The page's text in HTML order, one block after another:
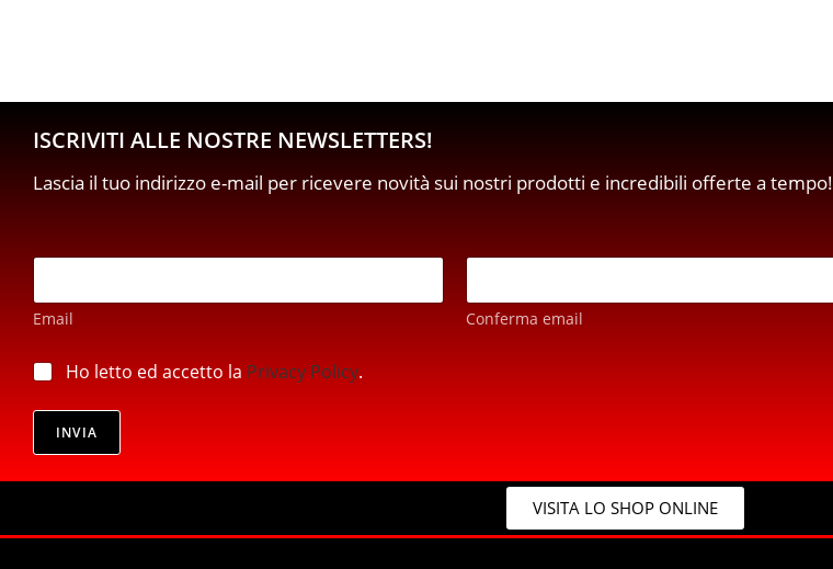
ISCRIVITI ALLE NOSTRE NEWSLETTERS!
Lascia il tuo indirizzo e-mail per ricevere novità sui nostri prodotti e incredibili offerte a tempo!
m
l
E
a
i
*
Email Conferma email
p
i
a
Ho letto ed accetto la Privacy Policy.
INVIA
VISITA LO SHOP ONLINE